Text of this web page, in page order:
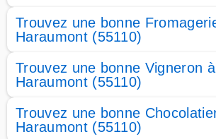
Trouvez une bonne
Haraumont (55110)
Trouvez une bonne Vigneron
Haraumont (55110)
Trouvez une bonne
Haraumont (55110)